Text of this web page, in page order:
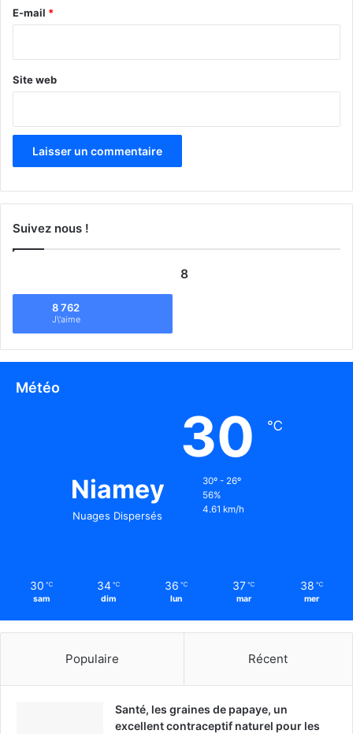
e
E-mail *
Site web
Suivez nous !
8
8 762
J\'aime
Météo
Niamey
Nuages Dispersés
30 ℃
30º - 26º
56%
4.61 km/h
30 ℃
sam
34 ℃
dim
36 ℃
lun
37 ℃
mar
38 ℃
mer
Populaire Récent
Santé, les graines de papaye, un
excellent contraceptif naturel pour les